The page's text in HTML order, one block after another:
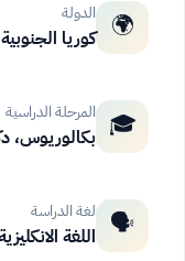
🌍 الدولة
كوريا الجنوبية
🎓 المرحلة الدراسية
بكالوريوس،
🗣️ لغة الدراسة
اللغة